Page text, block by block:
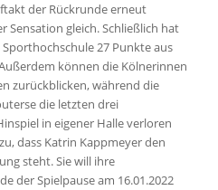
der Rückrunde erneut
Sensation gleich. Schließlich hat
27 Punkte aus
können die Kölnerinnen
zurückblicken, während die
die letzten drei
in eigener Halle verloren
dass Katrin Kappmeyer den
steht. Sie will ihre
der Spielpause am 16.01.2022